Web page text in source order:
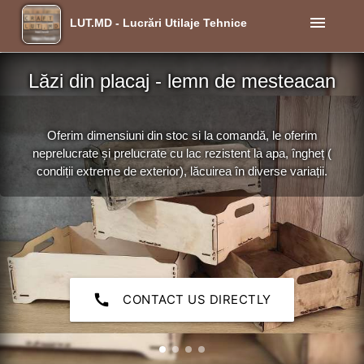
LUT.MD - Lucrări Utilaje Tehnice menu
call CONTACT US DIRECTLY
Lăzi din placaj - lemn de mesteacan
Oferim dimensiuni din stoc si la comandă, le oferim
neprelucrate și prelucrate cu lac rezistent la apa, îngheț (
condiții extreme de exterior), lăcuirea în diverse variații.